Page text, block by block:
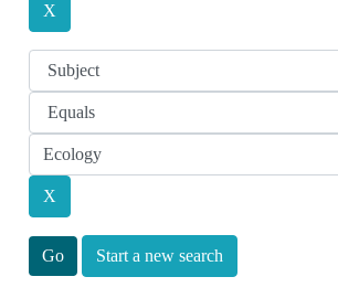
Start a new search